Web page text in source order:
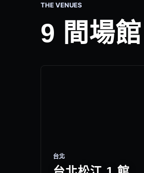
THE VENUES
9 間場
台北